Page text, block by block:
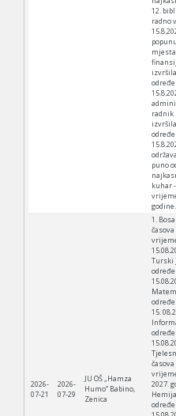
12.
radno
radnik
puno
kuhar
godine.
2026-
07-21
2026-
07-29
JU OŠ „Hamza
Humo“ Babino,
Zenica
1.
Turski
15.
2027.